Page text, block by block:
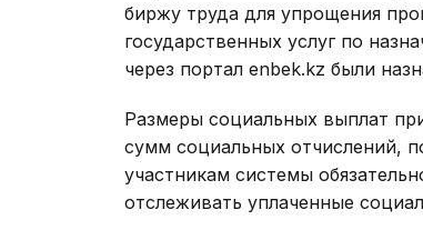
биржу труда для упрощения
государственных услуг по
через портал enbek.kz были
Размеры социальных выплат
сумм социальных отчислений,
участникам системы
отслеживать уплаченные